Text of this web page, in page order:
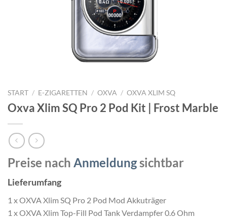
START / E-ZIGARETTEN / OXVA / OXVA XLIM SQ
Oxva Xlim SQ Pro 2 Pod Kit | Frost Marble
Preise nach Anmeldungsichtbar
Lieferumfang
1 x OXVA Xlim SQ Pro 2 Pod Mod Akkuträger
1 x OXVA Xlim Top-Fill Pod Tank Verdampfer 0.6 Ohm